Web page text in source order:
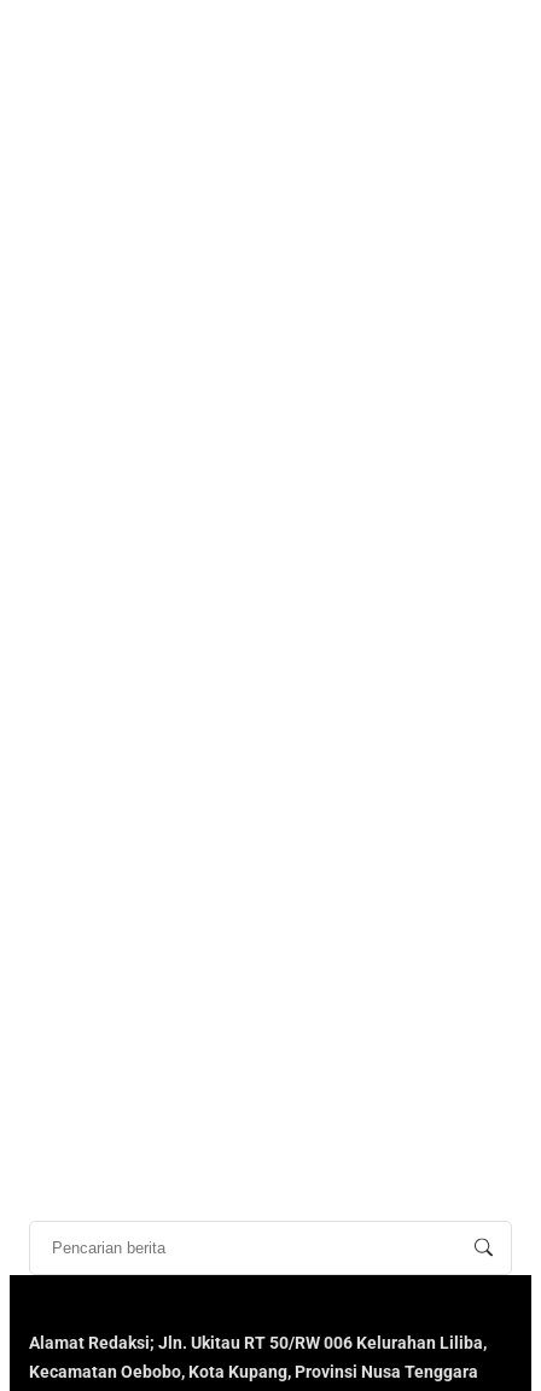
Alamat Redaksi; Jln. Ukitau RT 50/RW 006 Kelurahan Liliba,
Kecamatan Oebobo, Kota Kupang, Provinsi Nusa Tenggara